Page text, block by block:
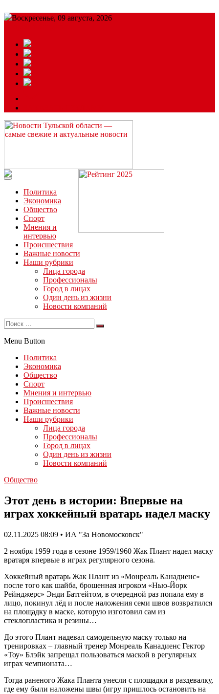
Воскресенье, 09 августа, 2026
Читайте последние новости дня в Тульской области на сайте
“ЗаНовомосковск”
Политика
Экономика
Общество
Спорт
Мнения и
интервью
Происшествия
Важные новости
Наши рубрики
Лица города
Профессионалы
Город в лицах
Один день из жизни
Новости компаний
Menu Button
Политика
Экономика
Общество
Спорт
Мнения и интервью
Происшествия
Важные новости
Наши рубрики
Лица города
Профессионалы
Город в лицах
Один день из жизни
Новости компаний
Общество
Этот день в истории: Впервые на
играх хоккейный вратарь надел маску
02.11.2025 08:09 • ИА "За Новомосковск"
2 ноября 1959 года в сезоне 1959/1960 Жак Плант надел маску
вратаря впервые в играх регулярного сезона.
Хоккейный вратарь Жак Плант из «Монреаль Канадиенс»
после того как шайба, брошенная игроком «Нью-Йорк
Рейнджерс» Энди Батгейтом, в очередной раз попала ему в
лицо, покинул лёд и после наложения семи швов возвратился
на площадку в маске, которую изготовил сам из
стеклопластика и резины…
До этого Плант надевал самодельную маску только на
тренировках – главный тренер Монреаль Канадиенс Гектор
«Тоу» Блэйк запрещал пользоваться маской в регулярных
играх чемпионата…
Тогда раненого Жака Планта унесли с площадки в раздевалку,
где ему были наложены швы (игру пришлось остановить на